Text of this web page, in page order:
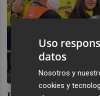
Uso
datos
Nosotros y
cookies y